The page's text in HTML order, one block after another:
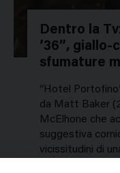
Dentro la
’36”,
sfumature
“Hotel
da Matt Baker
McElhone che
suggestiva
vicissitudini di